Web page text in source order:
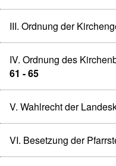
III. Ordnung der
IV. Ordnung des
61 - 65
V. Wahlrecht der
VI. Besetzung der